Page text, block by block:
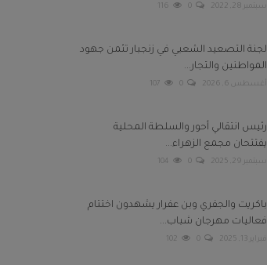
سبتمبر 28, 2022 0
116
لجنة التصعيد الشعبي في زنجبار تثمن جهود
المواطنين والتجار...
أغسطس 6, 2026 0
107
رئيس انتقالي أحور والسلطة المحلية
يفتتحان مجمع الزهراء...
سبتمبر 29, 2025 0
104
باكريت والجفري وبن عفرار يشهدون اختتام
فعاليات مهرجان شباب...
فبراير 13, 2025 0
102